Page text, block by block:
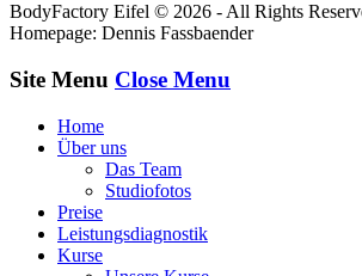
BodyFactory Eifel © 2026 - All Rights
Homepage: Dennis Fassbaender
Site Menu Close Menu
Home
Über uns
Das Team
Studiofotos
Preise
Leistungsdiagnostik
Kurse